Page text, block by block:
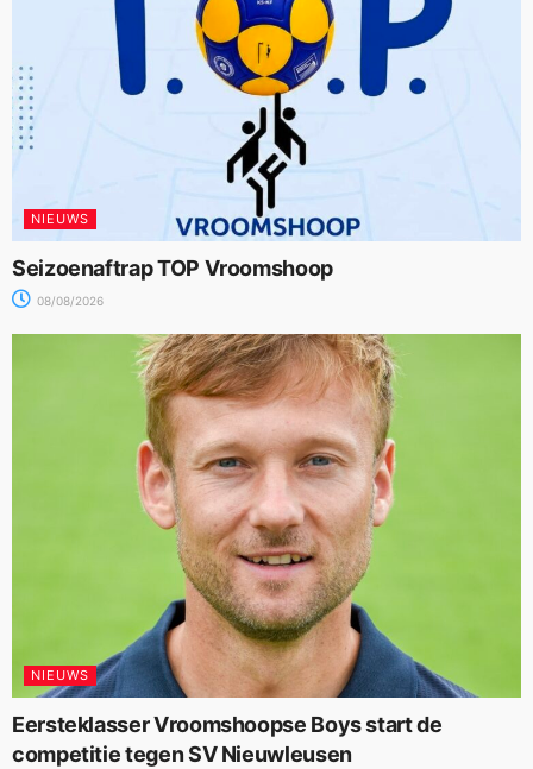
NIEUWS
Seizoenaftrap TOP Vroomshoop
08/08/2026
NIEUWS
Eersteklasser Vroomshoopse Boys start de
competitie tegen SV Nieuwleusen